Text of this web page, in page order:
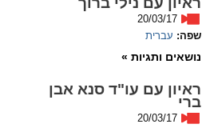
20/03/17
שפה: עברית
נושאים ותגיות »
ראיון עם עו"ד סנא אבן
ברי
20/03/17